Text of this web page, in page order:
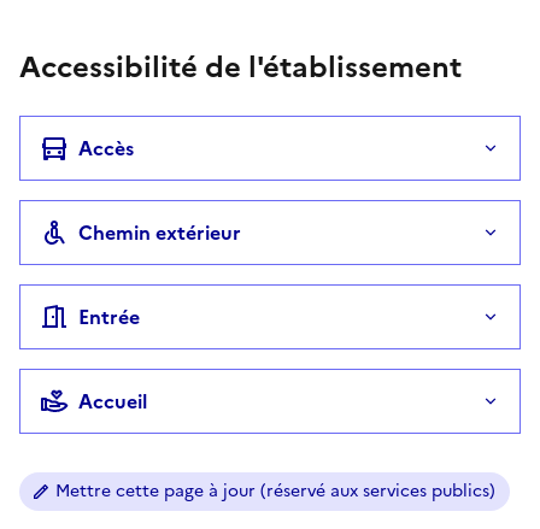
Accessibilité de l'établissement
Accès
Chemin extérieur
Entrée
Accueil
Mettre cette page à jour (réservé aux services publics)